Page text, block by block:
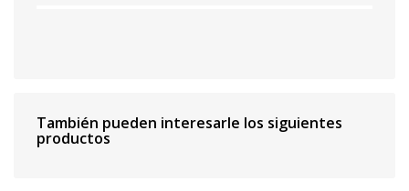
También pueden interesarle los siguientes
productos